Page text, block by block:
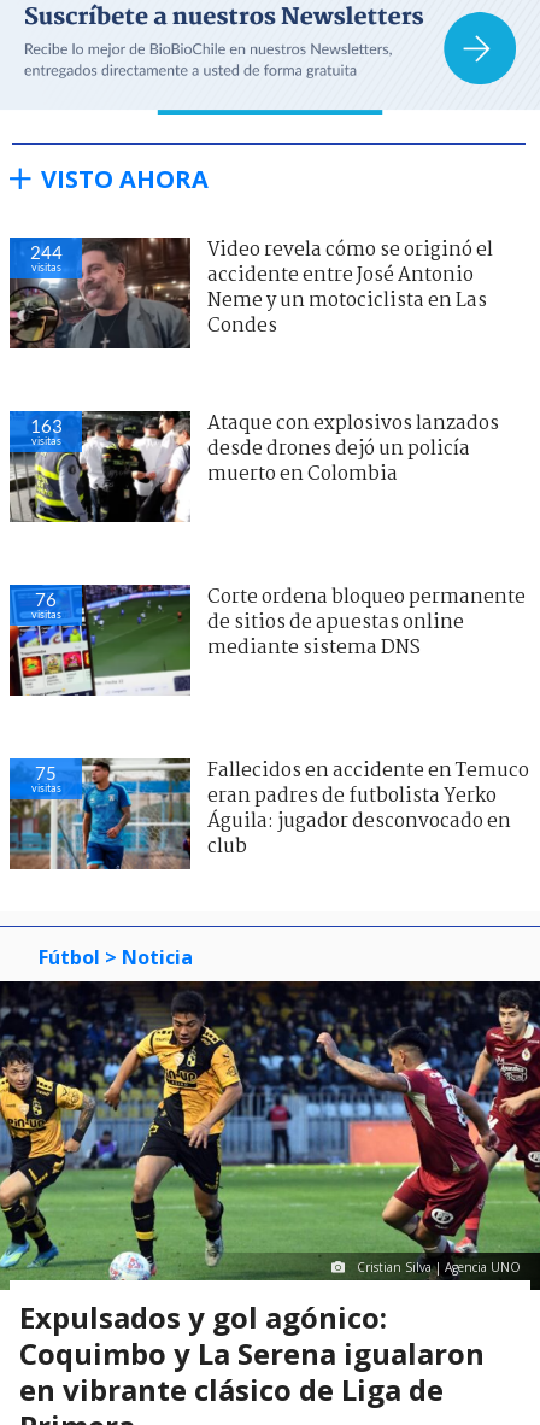
VISTO AHORA
244
visitas
Video revela cómo se originó el
accidente entre José Antonio
Neme y un motociclista en Las
Condes
163
visitas
Ataque con explosivos lanzados
desde drones dejó un policía
muerto en Colombia
76
visitas
Corte ordena bloqueo permanente
de sitios de apuestas online
mediante sistema DNS
75
visitas
Fallecidos en accidente en Temuco
eran padres de futbolista Yerko
Águila: jugador desconvocado en
club
Fútbol > Noticia
Cristian Silva | Agencia UNO
Expulsados y gol agónico:
Coquimbo y La Serena igualaron
en vibrante clásico de Liga de